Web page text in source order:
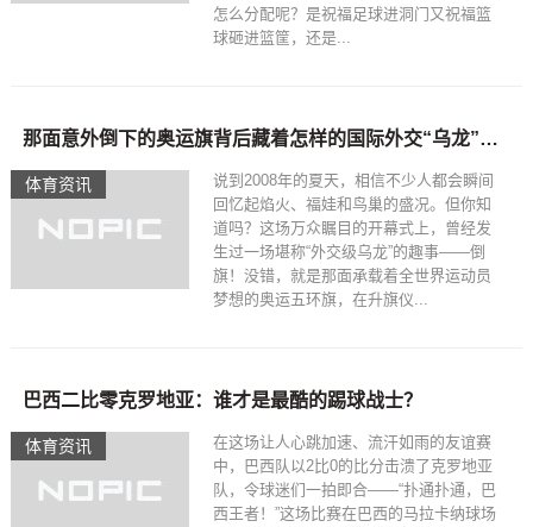
怎么分配呢？是祝福足球进洞门又祝福篮
球砸进篮筐，还是...
体育资讯
那面意外倒下的奥运旗背后藏着怎样的国际外交“乌龙”事件？
说到2008年的夏天，相信不少人都会瞬间
回忆起焰火、福娃和鸟巢的盛况。但你知
道吗？这场万众瞩目的开幕式上，曾经发
生过一场堪称“外交级乌龙”的趣事——倒
旗！没错，就是那面承载着全世界运动员
梦想的奥运五环旗，在升旗仪...
体育资讯
巴西二比零克罗地亚：谁才是最酷的踢球战士？
在这场让人心跳加速、流汗如雨的友谊赛
中，巴西队以2比0的比分击溃了克罗地亚
队，令球迷们一拍即合——“扑通扑通，巴
西王者！”这场比赛在巴西的马拉卡纳球场